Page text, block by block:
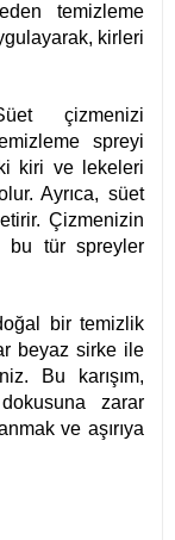
temizleme
kirleri
çizmenizi
spreyi
kiri ve lekeleri
Ayrıca, süet
Çizmenizin
bu tür spreyler
bir temizlik
beyaz sirke ile
Bu karışım,
zarar
ve aşırıya